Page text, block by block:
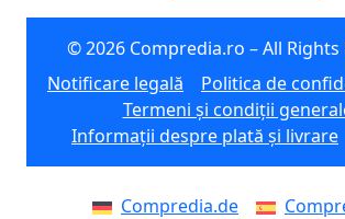
© 2026 Compredia.ro – All Rights
Notificare legală
Politica de
Termeni și condiții
Informații despre plată și livrare
Compredia.de